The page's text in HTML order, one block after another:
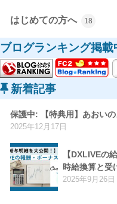
はじめての方へ 18
ブログランキング掲載
新着記事
保護中: 【特典用】あおい
2025年12月17日
【DXLIVEの
時給換算と受
2025年9月26日